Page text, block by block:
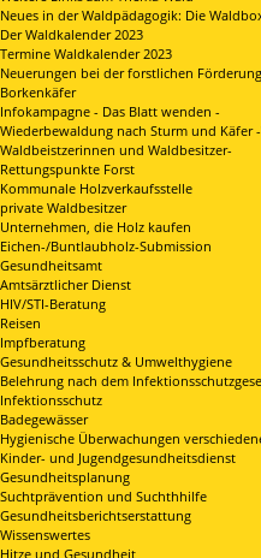
Neues in der Waldpädagogik: Die
Der Waldkalender 2023
Termine Waldkalender 2023
Neuerungen bei der forstlichen
Borkenkäfer
Infokampagne - Das Blatt wenden -
Wiederbewaldung nach Sturm und
Waldbeistzerinnen und Waldbesitzer-
Rettungspunkte Forst
Kommunale Holzverkaufsstelle
private Waldbesitzer
Unternehmen, die Holz kaufen
Eichen-/Buntlaubholz-Submission
Gesundheitsamt
Amtsärztlicher Dienst
HIV/STI-Beratung
Reisen
Impfberatung
Gesundheitsschutz & Umwelthygiene
Belehrung nach dem
Infektionsschutz
Badegewässer
Hygienische Überwachungen
Kinder- und Jugendgesundheitsdienst
Gesundheitsplanung
Suchtprävention und Suchthhilfe
Gesundheitsberichtserstattung
Wissenswertes
Hitze und Gesundheit